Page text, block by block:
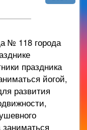
№ 118 города
праздника
йогой,
развития